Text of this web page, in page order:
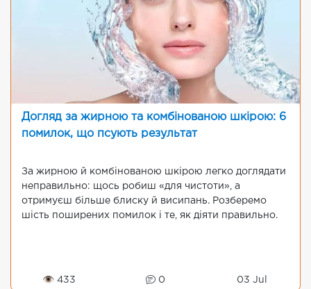
Догляд за жирною та комбінованою шкірою: 6
помилок, що псують результат
За жирною й комбінованою шкірою легко доглядати
неправильно: щось робиш «для чистоти», а
отримуєш більше блиску й висипань. Розберемо
шість поширених помилок і те, як діяти правильно.
👁 433 0 03 Jul